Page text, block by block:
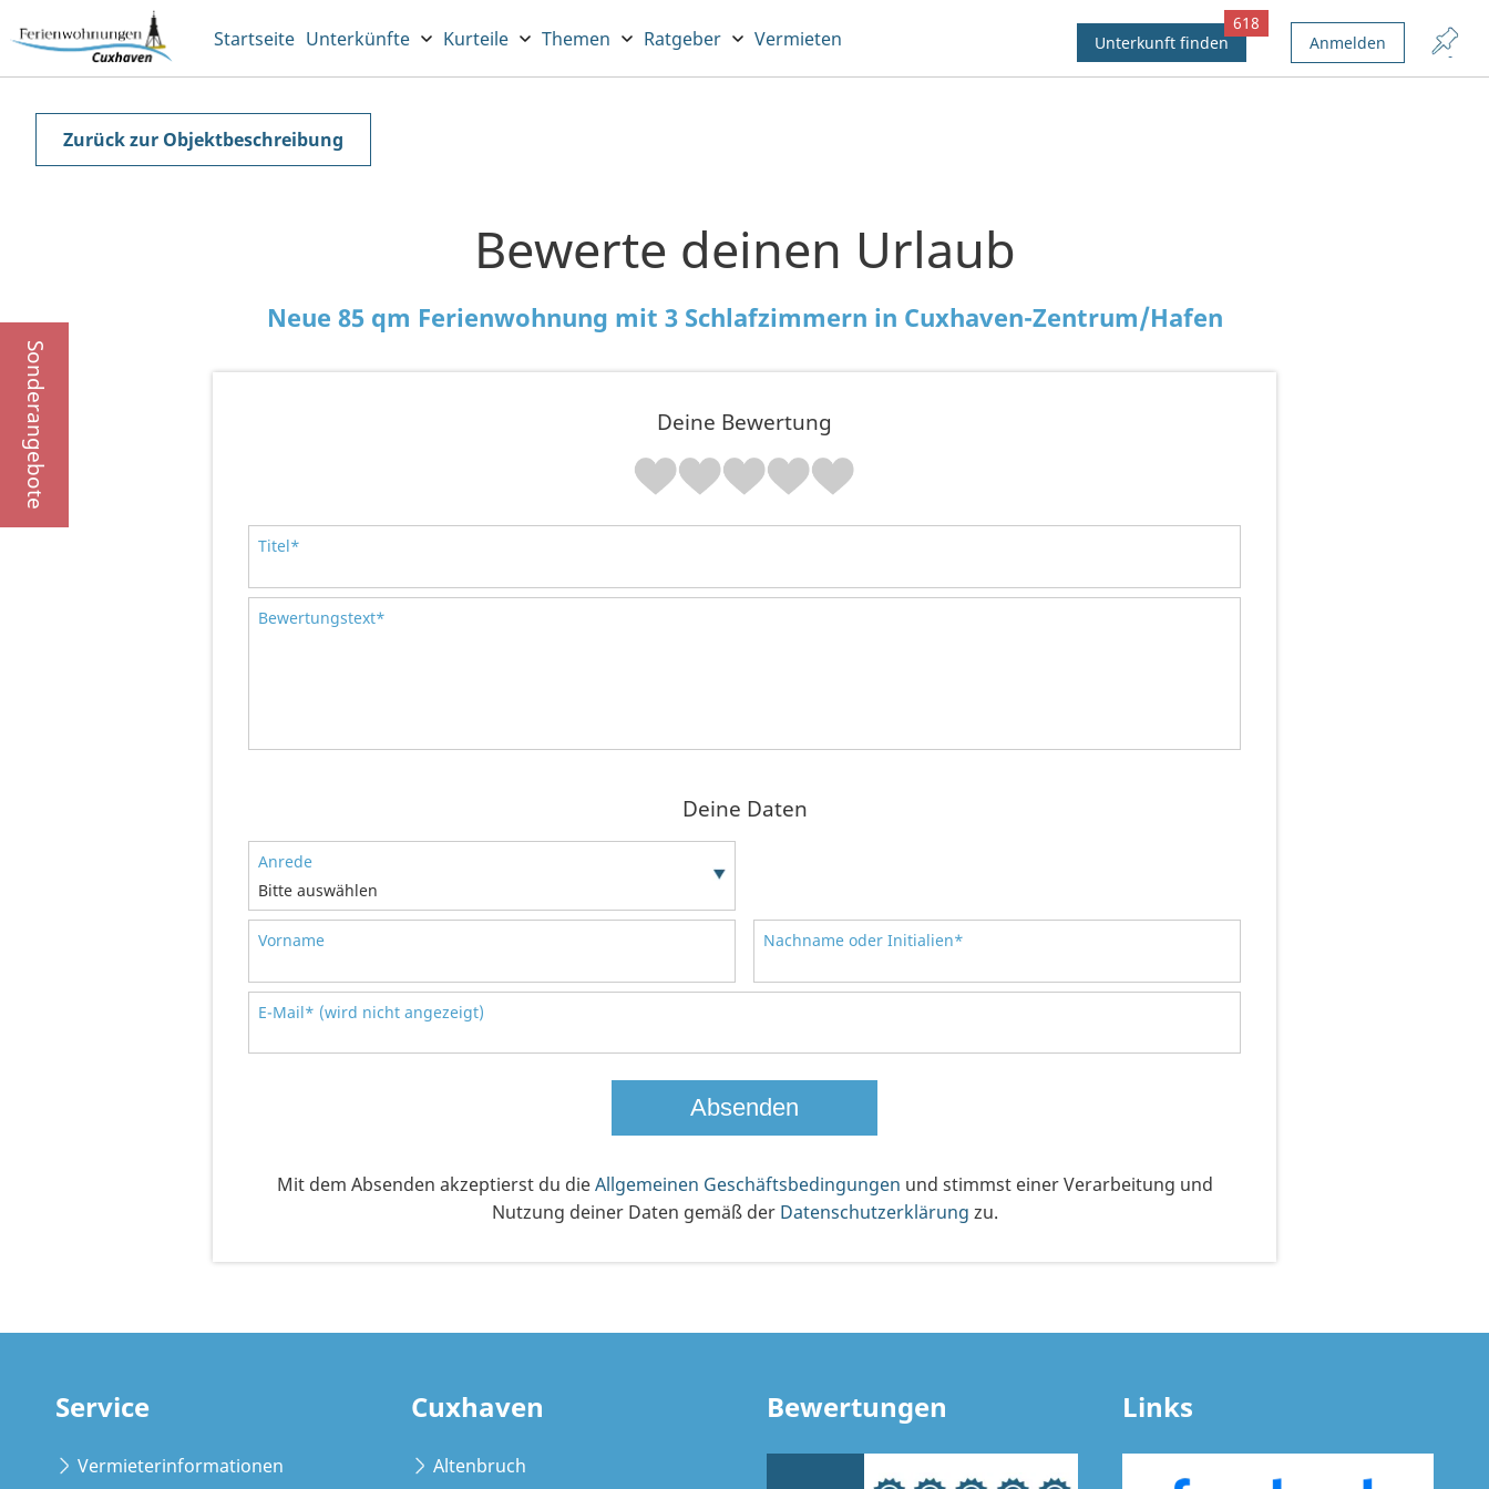
Sonderangebote
Startseite Unterkünfte Kurteile Themen Ratgeber Vermieten Unterkunft finden
618
Anmelden
Zurück zur Objektbeschreibung
Bewerte deinen Urlaub
Neue 85 qm Ferienwohnung mit 3 Schlafzimmern in Cuxhaven-Zentrum/Hafen
Deine Bewertung
Titel*
Bewertungstext*
Deine Daten
Anrede
Bitte auswählen
Vorname Nachname oder Initialien*
E-Mail* (wird nicht angezeigt)
Mit dem Absenden akzeptierst du dieAllgemeinen Geschäftsbedingungen und stimmst einer Verarbeitung und
Nutzung deiner Daten gemäß der Datenschutzerklärung zu.
Service
Vermieterinformationen
Cuxhaven
Altenbruch
Bewertungen Links